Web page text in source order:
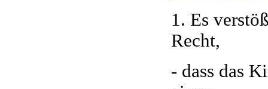
1. Es
Recht,
- dass das